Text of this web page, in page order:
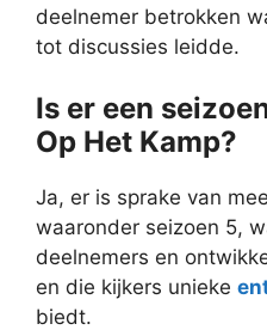
deelnemer betrokken
tot discussies leidde.
Is er een
Op Het Kamp?
Ja, er is sprake van
waaronder seizoen 5,
deelnemers en
en die kijkers unieke
biedt.